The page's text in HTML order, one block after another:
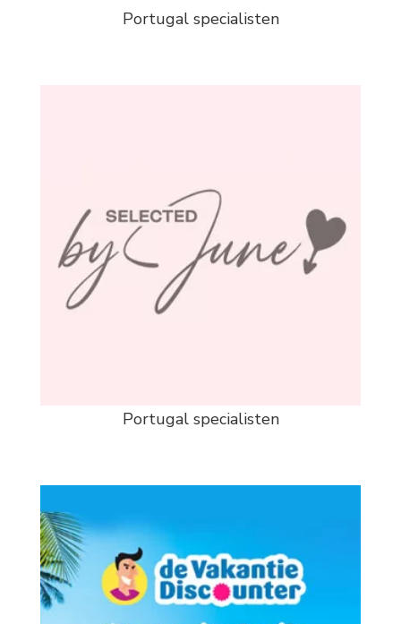
Portugal specialisten
Portugal specialisten